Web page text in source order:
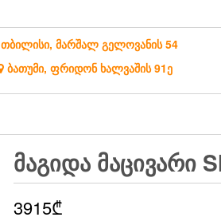
თბილისი, მარშალ გელოვანის 54
ბათუმი, ფრიდონ ხალვაშის 91ე
ᲛᲐᲒᲘᲓᲐ ᲛᲐᲪᲘᲕᲐᲠᲘ
3915₾